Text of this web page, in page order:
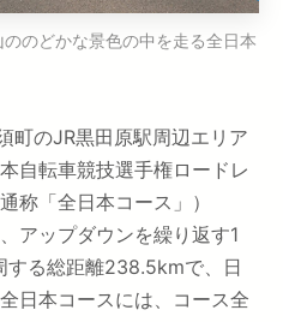
のどかな景色の中を走る全日本
町のJR黒田原駅周辺エリア
自転車競技選手権ロードレ
称「全日本コース」）
アップダウンを繰り返す1
する総距離238.5kmで、日
日本コースには、コース全